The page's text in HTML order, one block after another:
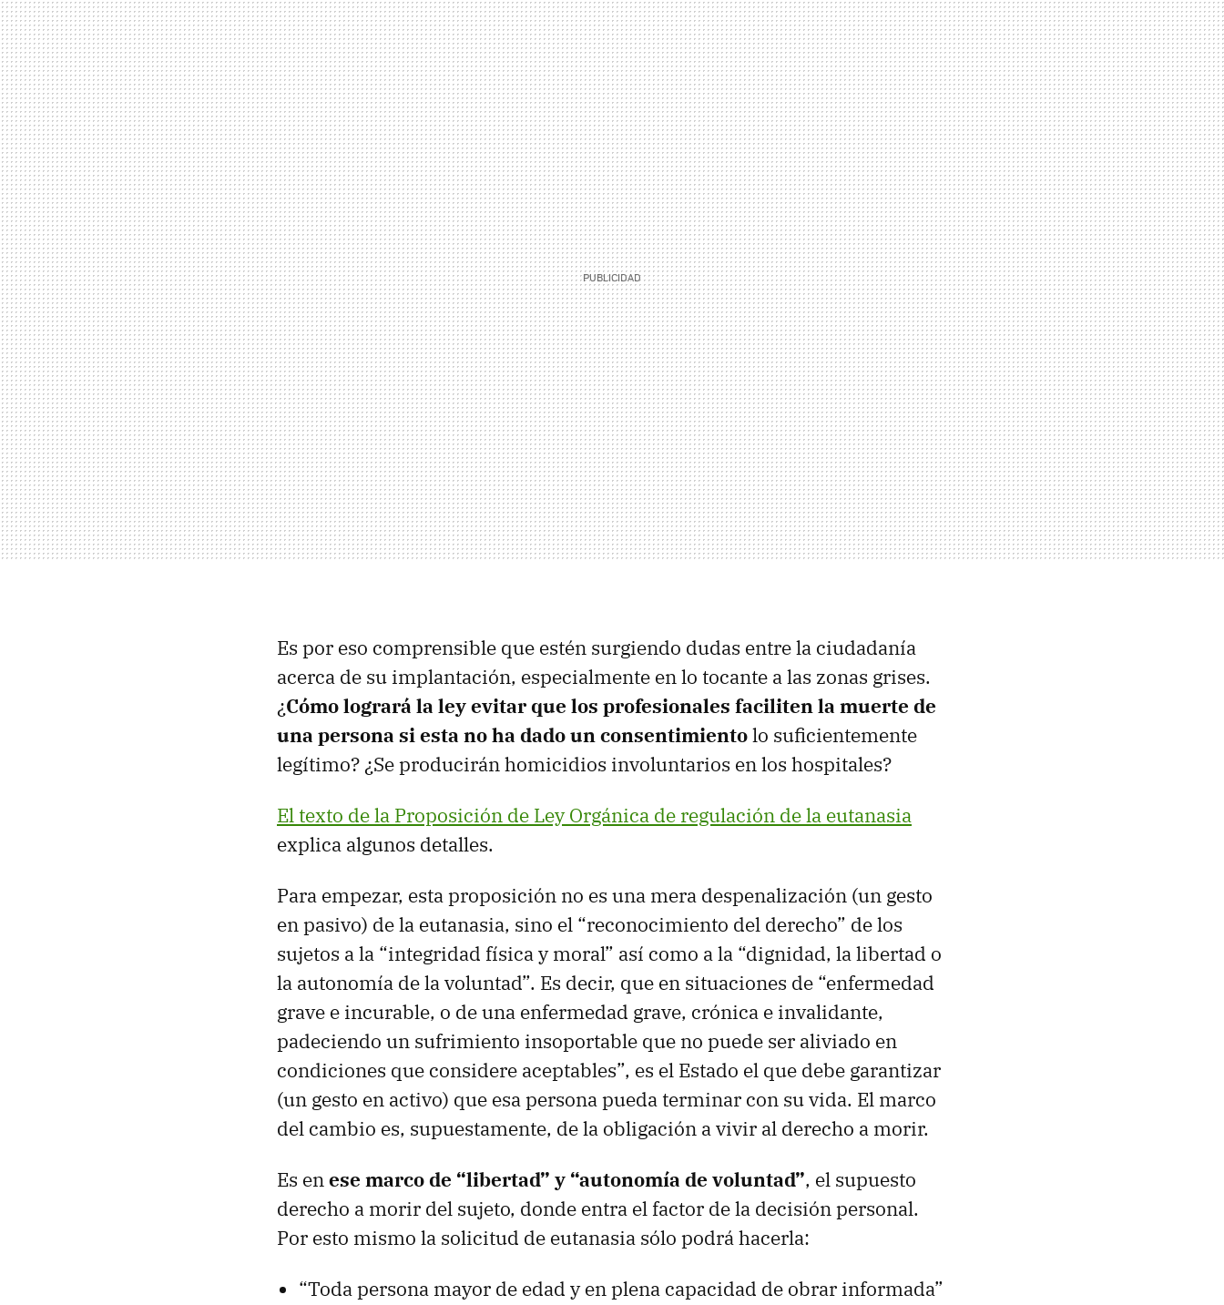
Es por eso comprensible que estén surgiendo dudas entre la ciudadanía
acerca de su implantación, especialmente en lo tocante a las zonas grises.
¿Cómo logrará la ley evitar que los profesionales faciliten la muerte de
una persona si esta no ha dado un consentimientolo suficientemente
legítimo? ¿Se producirán homicidios involuntarios en los hospitales?
El texto de la Proposición de Ley Orgánica de regulación de la eutanasia
explica algunos detalles.
Para empezar, esta proposición no es una mera despenalización (un gesto
en pasivo) de la eutanasia, sino el “reconocimiento del derecho” de los
sujetos a la “integridad física y moral” así como a la “dignidad, la libertad o
la autonomía de la voluntad”. Es decir, que en situaciones de “enfermedad
grave e incurable, o de una enfermedad grave, crónica e invalidante,
padeciendo un sufrimiento insoportable que no puede ser aliviado en
condiciones que considere aceptables”, es el Estado el que debe garantizar
(un gesto en activo) que esa persona pueda terminar con su vida. El marco
del cambio es, supuestamente, de la obligación a vivir al derecho a morir.
Es enese marco de “libertad” y “autonomía de voluntad”, el supuesto
derecho a morir del sujeto, donde entra el factor de la decisión personal.
Por esto mismo la solicitud de eutanasia sólo podrá hacerla:
“Toda persona mayor de edad y en plena capacidad de obrar informada”